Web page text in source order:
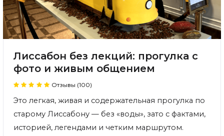
Лиссабон без лекций: прогулка с
фото и живым общением
Отзывы (100)
Это легкая, живая и содержательная прогулка по
старому Лиссабону — без «воды», зато с фактами,
историей, легендами и четким маршрутом.